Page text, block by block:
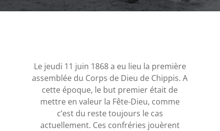
Le jeudi 11 juin 1868 a eu lieu la première
assemblée du Corps de Dieu de Chippis. A
cette époque, le but premier était de
mettre en valeur la Fête-Dieu, comme
c’est du reste toujours le cas
actuellement. Ces confréries jouèrent